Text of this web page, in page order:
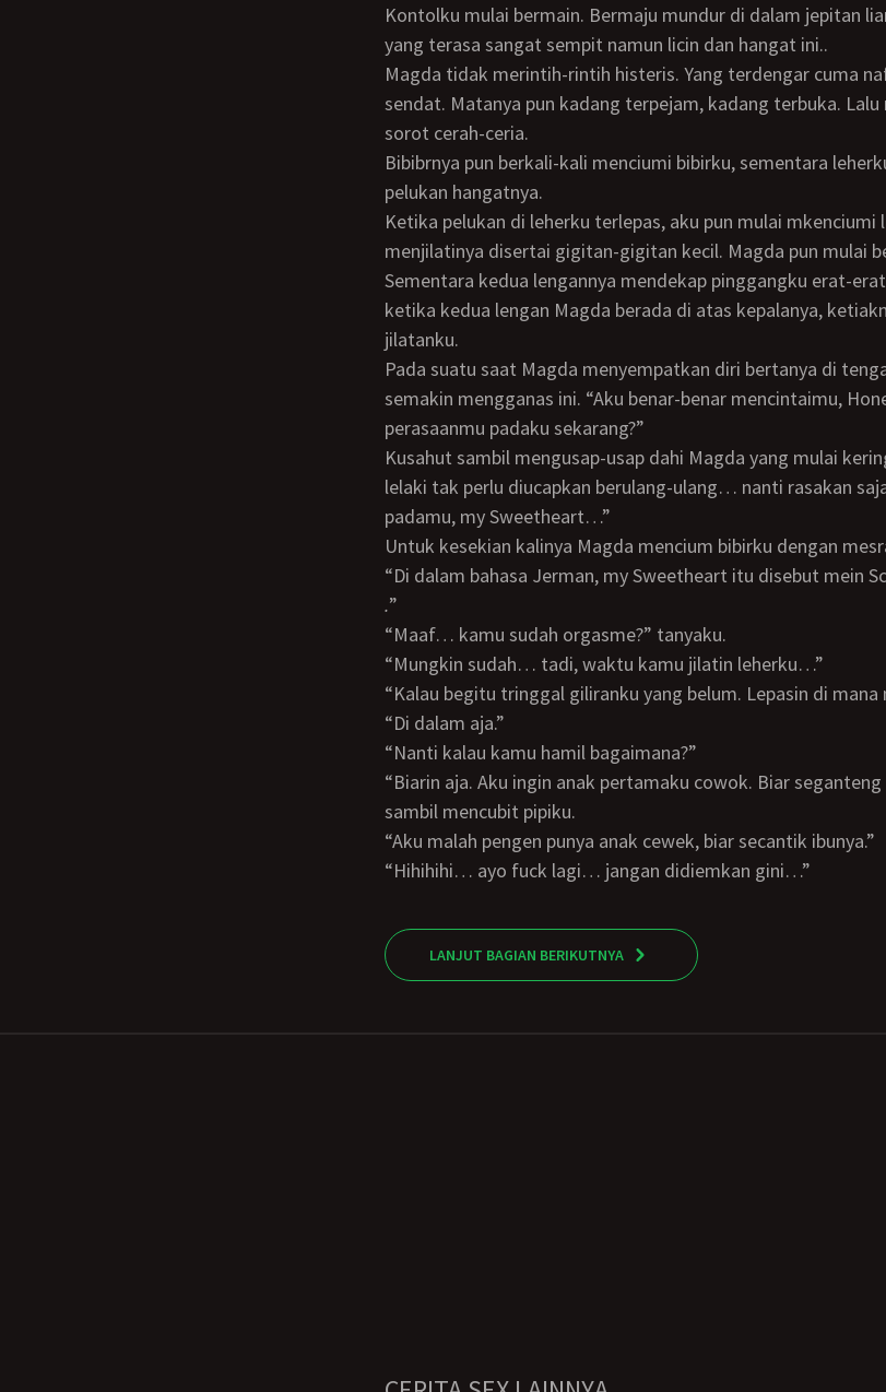
Kontolku mulai bermain. Bermaju mundur di dalam jepitan liang kemaluan Magda
yang terasa sangat sempit namun licin dan hangat ini..
Magda tidak merintih-rintih histeris. Yang terdengar cuma nafasnya yang tersendat-
sendat. Matanya pun kadang terpejam, kadang terbuka.
sorot cerah-ceria.
Bibibrnya pun berkali-kali menciumi bibirku, sementara leherku berada di dalam
pelukan hangatnya.
Ketika pelukan di leherku terlepas, aku pun mulai mkenciumi lehernya… lalu
menjilatinya disertai gigitan-gigitan kecil. Magda pun mulai
Sementara kedua lengannya mendekap pinggangku erat-
ketika kedua lengan Magda berada di atas kepalanya,
jilatanku.
Pada suatu saat Magda menyempatkan diri bertanya di tengah entotanku yang
semakin mengganas ini. “Aku benar-benar mencintaimu,
perasaanmu padaku sekarang?”
Kusahut sambil mengusap-usap dahi Magda yang mulai keringatan, “Cinta seorang
lelaki tak perlu diucapkan berulang-ulang… nanti rasakan
padamu, my Sweetheart…”
Untuk kesekian kalinya Magda mencium bibirku dengan mesranya. Lalu ia berkata,
“Di dalam bahasa Jerman, my Sweetheart itu disebut mein
.”
“Maaf… kamu sudah orgasme?” tanyaku.
“Mungkin sudah… tadi, waktu kamu jilatin leherku…”
“Kalau begitu tringgal giliranku yang belum. Lepasin di mana
“Di dalam aja.”
“Nanti kalau kamu hamil bagaimana?”
“Biarin aja. Aku ingin anak pertamaku cowok. Biar seganteng ayahnya,” ucap Magda
sambil mencubit pipiku.
“Aku malah pengen punya anak cewek, biar secantik ibunya.”
“Hihihihi… ayo fuck lagi… jangan didiemkan gini…”
LANJUT BAGIAN BERIKUTNYA